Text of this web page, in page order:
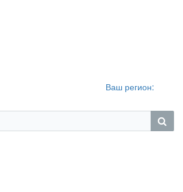
Ваш регион: